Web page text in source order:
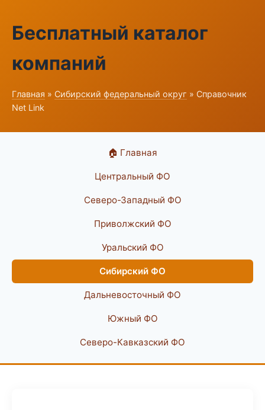
Бесплатный каталог
компаний
Главная » Сибирский федеральный округ » Справочник
Net Link
🏠 Главная
Центральный ФО
Северо-Западный ФО
Приволжский ФО
Уральский ФО
Сибирский ФО
Дальневосточный ФО
Южный ФО
Северо-Кавказский ФО